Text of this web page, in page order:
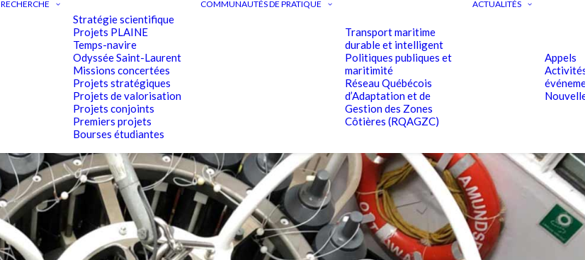
RECHERCHE
Stratégie scientifique
Projets PLAINE
Temps-navire
Odyssée Saint-Laurent
Missions concertées
Projets stratégiques
Projets de valorisation
Projets conjoints
Premiers projets
Bourses étudiantes
COMMUNAUTÉS DE PRATIQUE
Transport maritime
durable et intelligent
Politiques publiques et
maritimité
Réseau Québécois
d’Adaptation et de
Gestion des Zones
Côtières (RQAGZC)
ACTUALITÉS
Appels